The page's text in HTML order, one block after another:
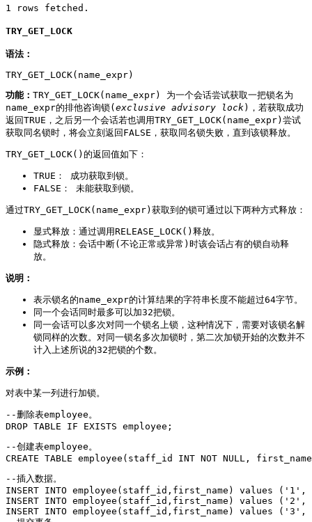
1 rows fetched.
TRY_GET_LOCK
语法：
TRY_GET_LOCK(name_expr)
功能： TRY_GET_LOCK(name_expr) 为一个会话尝试获取一把锁名为
name_expr的排他咨询锁( exclusive advisory lock)，若获取成功
返回TRUE，之后另一个会话若也调用TRY_GET_LOCK(name_expr)尝试
获取同名锁时，将会立刻返回FALSE，获取同名锁失败，直到该锁释放。
TRY_GET_LOCK()的返回值如下：
TRUE： 成功获取到锁。
FALSE： 未能获取到锁。
通过TRY_GET_LOCK(name_expr)获取到的锁可通过以下两种方式释放：
显式释放：通过调用RELEASE_LOCK()释放。
隐式释放：会话中断(不论正常或异常)时该会话占有的锁自动释
放。
说明：
表示锁名的name_expr的计算结果的字符串长度不能超过64字节。
同一个会话同时最多可以加32把锁。
同一会话可以多次对同一个锁名上锁，这种情况下，需要对该锁名解
锁同样的次数。对同一锁名多次加锁时，第二次加锁开始的次数并不
计入上述所说的32把锁的个数。
示例：
对表中某一列进行加锁。
--删除表employee。
DROP TABLE IF EXISTS employee;
--创建表employee。
CREATE TABLE employee(staff_id INT NOT NULL, first_name
--插入数据。
INSERT INTO employee(staff_id,first_name) values
INSERT INTO employee(staff_id,first_name) values
INSERT INTO employee(staff_id,first_name) values